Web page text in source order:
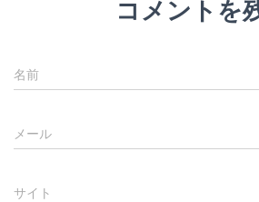
コメントを
名前
メール
サイト